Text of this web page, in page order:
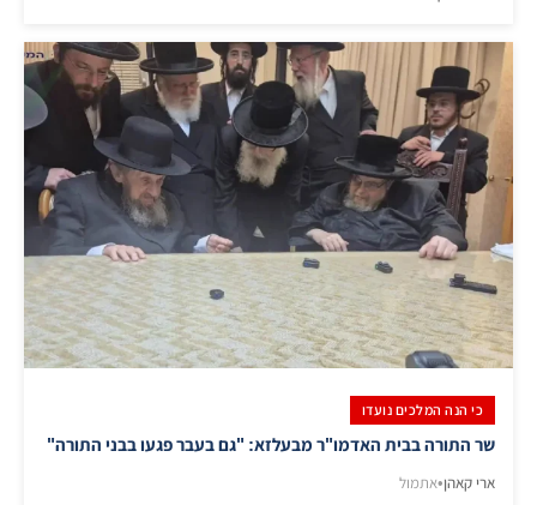
כי הנה המלכים נועדו
שר התורה בבית האדמו"ר מבעלזא: "גם בעבר פגעו בבני התורה"
ארי קאהן•אתמול